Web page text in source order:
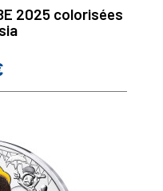
2025 colorisées